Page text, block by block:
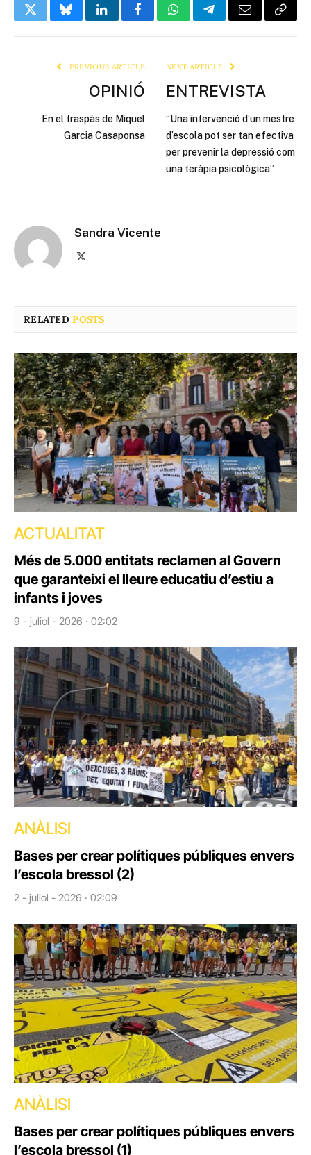
TwitterBlueskyLinkedInFacebookWhatsAppTelegramEmail Copy
PREVIOUS ARTICLE
OPINIÓ
En el traspàs de Miquel
Garcia Casaponsa
NEXT ARTICLE
ENTREVISTA
“Una intervenció d’un mestre
d’escola pot ser tan efectiva
per prevenir la depressió com
una teràpia psicològica”
Sandra Vicente
RELATEDPOSTS
ACTUALITAT
Més de 5.000 entitats reclamen al Govern
que garanteixi el lleure educatiu d’estiu a
infants i joves
9 - juliol - 2026 · 02:02
ANÀLISI
Bases per crear polítiques públiques envers
l’escola bressol (2)
2 - juliol - 2026 · 02:09
ANÀLISI
Bases per crear polítiques públiques envers
l’escola bressol (1)